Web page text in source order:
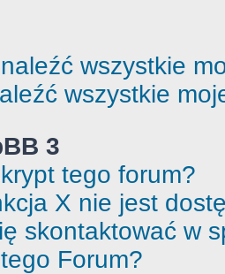
wszystkie
wszystkie
3
tego forum?
X nie jest
skontaktować w
Forum?